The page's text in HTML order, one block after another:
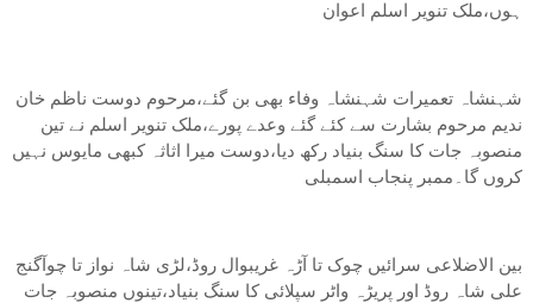
ہوں،ملک تنویر اسلم اعوان
شہنشاہ تعمیرات شہنشاہ وفاء بھی بن گئے،مرحوم دوست ناظم خان
ندیم مرحوم بشارت سے کئے گئے وعدے پورے،ملک تنویر اسلم نے تین
منصوبہ جات کا سنگ بنیاد رکھ دیا،دوست میرا اثاثہ کبھی مایوس نہیں
کروں گا۔ممبر پنجاب اسمبلی
بین الاضلاعی سرائیں چوک تا آڑہ غریبوال روڈ،لڑی شاہ نواز تا چوآگنج
علی شاہ روڈ اور پریڑہ واٹر سپلائی کا سنگ بنیاد،تینوں منصوبہ جات